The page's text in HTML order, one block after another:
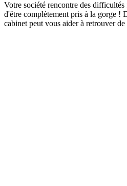
Votre société rencontre des
d'être complètement pris à la gorge !
cabinet peut vous aider à retrouver